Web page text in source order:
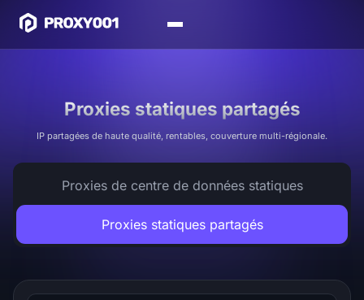
Proxies statiques partagés
IP partagées de haute qualité, rentables, couverture multi-régionale.
Proxies de centre de données statiques
Proxies statiques partagés